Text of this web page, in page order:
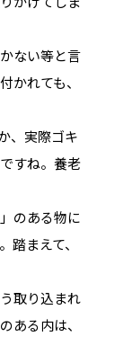
ない等と言
かれても、
、実際ゴキ
すね。養老
のある物に
まえて、
取り込まれ
ある内は、